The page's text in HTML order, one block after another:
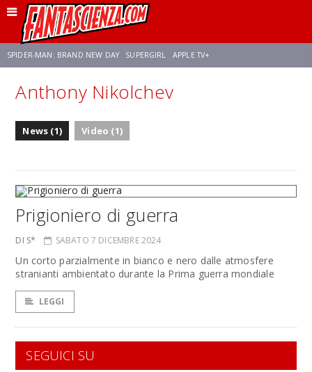
SPIDER-MAN: BRAND NEW DAY SUPERGIRL APPLE TV+
FRANCO RICCIARDIELLO ZENDAYA STAR TREK
Anthony Nikolchev
News (1) Video (1)
Prigioniero di guerra
DI S* SABATO 7 DICEMBRE 2024
Un corto parzialmente in bianco e nero dalle atmosfere
stranianti ambientato durante la Prima guerra mondiale
LEGGI
SEGUICI SU